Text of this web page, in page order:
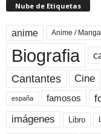
Nube de Etiquetas
anime Anime / Manga
Biografia
Cantantes Cine
españa famosos
imágenes Libro